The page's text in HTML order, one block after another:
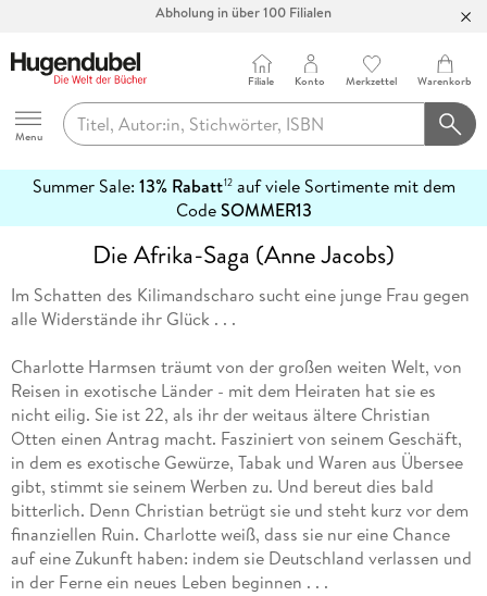
Hugendubel
Menu
Filiale Konto Merkzettel Warenkorb
Summer Sale: 13% Rabatt12auf viele Sortimente mit dem
CodeSOMMER13
erfahren
Die Afrika-Saga (Anne Jacobs)
Im Schatten des Kilimandscharo sucht eine junge Frau gegen
alle Widerstände ihr Glück . . .
Charlotte Harmsen träumt von der großen weiten Welt, von
Reisen in exotische Länder - mit dem Heiraten hat sie es
nicht eilig. Sie ist 22, als ihr der weitaus ältere Christian
Otten einen Antrag macht. Fasziniert von seinem Geschäft,
in dem es exotische Gewürze, Tabak und Waren aus Übersee
gibt, stimmt sie seinem Werben zu. Und bereut dies bald
bitterlich. Denn Christian betrügt sie und steht kurz vor dem
finanziellen Ruin. Charlotte weiß, dass sie nur eine Chance
auf eine Zukunft haben: indem sie Deutschland verlassen und
in der Ferne ein neues Leben beginnen . . .